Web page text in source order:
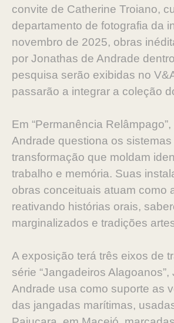
convite de Catherine Troiano,
departamento de fotografia da
novembro de 2025, obras
por Jonathas de Andrade
pesquisa serão exibidas no
passarão a integrar a coleção
Em “Permanência
Andrade questiona os sistemas
transformação que moldam
trabalho e memória. Suas
obras conceituais atuam como
reativando histórias orais,
marginalizados e tradições
A exposição terá três eixos de
série “Jangadeiros
Andrade usa como suporte as
das jangadas marítimas,